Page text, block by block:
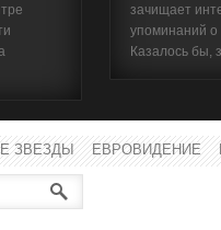
зачищает
упоминаний
Казалось бы,
ЗВЕЗДЫ ЕВРОВИДЕНИЕ